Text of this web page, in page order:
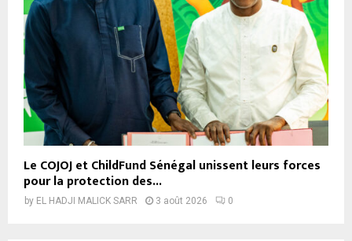
Le COJOJ et ChildFund Sénégal unissent leurs forces
pour la protection des...
by EL HADJI MALICK SARR 3 août 2026 0